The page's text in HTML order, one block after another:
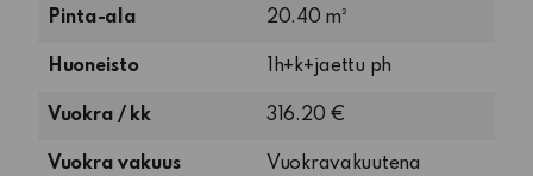
Pinta-ala 20.40 m²
Huoneisto 1h+k+jaettu ph
1
keittiö
ja
Vuokra / kk 316.20 €
Vuokra vakuus
Vuokravakuutena